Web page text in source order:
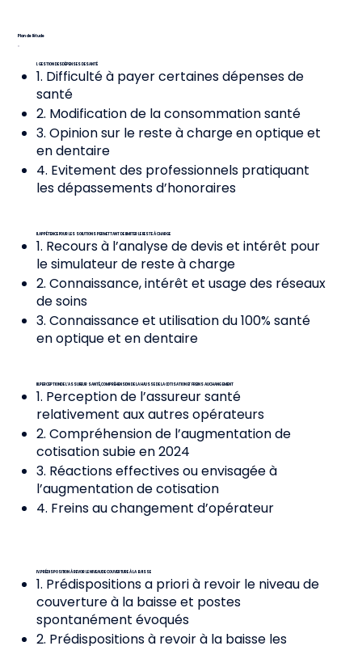
I. GESTION DES DÉPENSES DE SANTÉ
1. Difficulté à payer certaines dépenses de
santé
2. Modification de la consommation santé
3. Opinion sur le reste à charge en optique et
en dentaire
4. Evitement des professionnels pratiquant
les dépassements d’honoraires
II. APPÉTENCE POUR LES SOLUTIONS PERMETTANT DE LIMITER LE RESTE À CHARGE
1. Recours à l’analyse de devis et intérêt pour
le simulateur de reste à charge
2. Connaissance, intérêt et usage des réseaux
de soins
3. Connaissance et utilisation du 100% santé
en optique et en dentaire
III. PERCEPTION DE L’ASSUREUR SANTÉ, COMPRÉHENSION DE LA HAUSSE DE LA COTISATION ET FREINS AU CHANGEMENT
1. Perception de l’assureur santé
relativement aux autres opérateurs
2. Compréhension de l’augmentation de
cotisation subie en 2024
3. Réactions effectives ou envisagée à
l’augmentation de cotisation
4. Freins au changement d’opérateur
IV. PRÉDISPOSITION À REVOIR LE NIVEAU DE COUVERTURE À LA BAISSE
1. Prédispositions a priori à revoir le niveau de
couverture à la baisse et postes
spontanément évoqués
2. Prédispositions à revoir à la baisse les
Plan de l’étude